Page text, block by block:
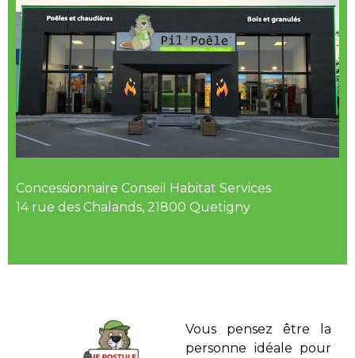
Concessionnaire Conseil Habitat Services
14 rue des Chalands, 21800 Quetigny
Vous pensez être la
personne idéale pour